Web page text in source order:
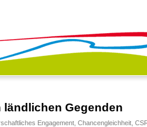
ländlichen Gegenden
Engagement, Chancengleichheit,